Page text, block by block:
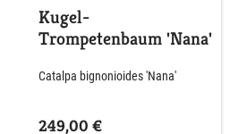
Kugel-
Trompetenbaum 'Nana'
Catalpa bignonioides 'Nana'
249,00 €